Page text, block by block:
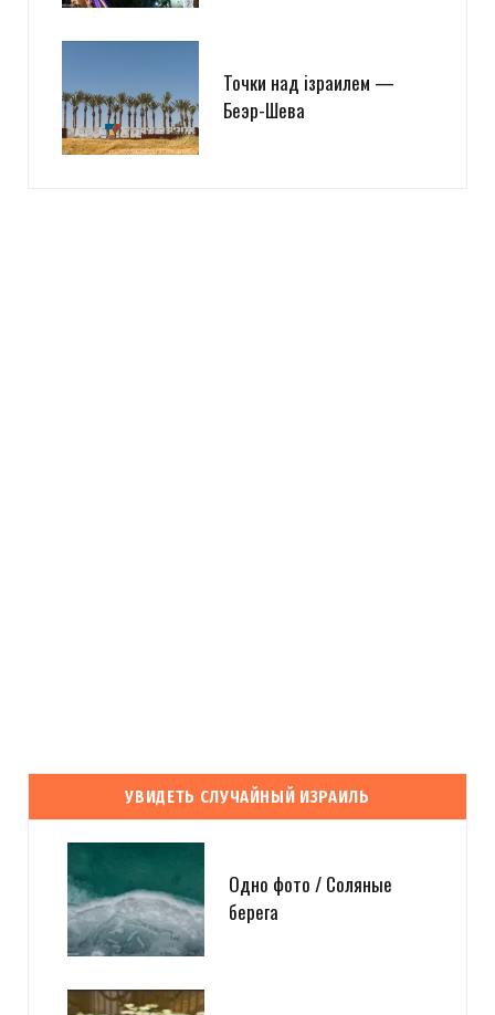
Точки над iзраилем —
Беэр-Шева
УВИДЕТЬ СЛУЧАЙНЫЙ ИЗРАИЛЬ
Одно фото / Соляные
берега